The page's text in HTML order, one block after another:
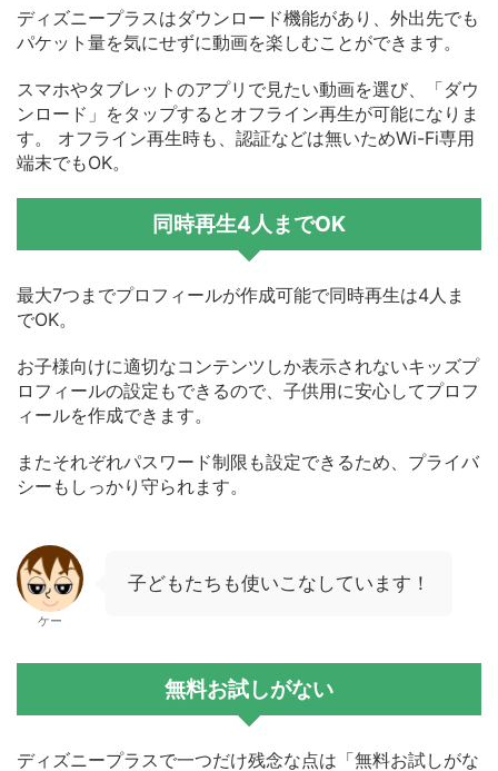
ディズニープラスはダウンロード機能があり、外出先でも
パケット量を気にせずに動画を楽しむことができます。
スマホやタブレットのアプリで見たい動画を選び、「ダウ
ンロード」をタップするとオフライン再生が可能になりま
す。 オフライン再生時も、認証などは無いためWi-Fi専用
端末でもOK。
同時再生4人までOK
最大7つまでプロフィールが作成可能で同時再生は4人ま
でOK。
お子様向けに適切なコンテンツしか表示されないキッズプ
ロフィールの設定もできるので、子供用に安心してプロフ
ィールを作成できます。
またそれぞれパスワード制限も設定できるため、プライバ
シーもしっかり守られます。
ケー
子どもたちも使いこなしています！
無料お試しがない
ディズニープラスで一つだけ残念な点は「無料お試しがな